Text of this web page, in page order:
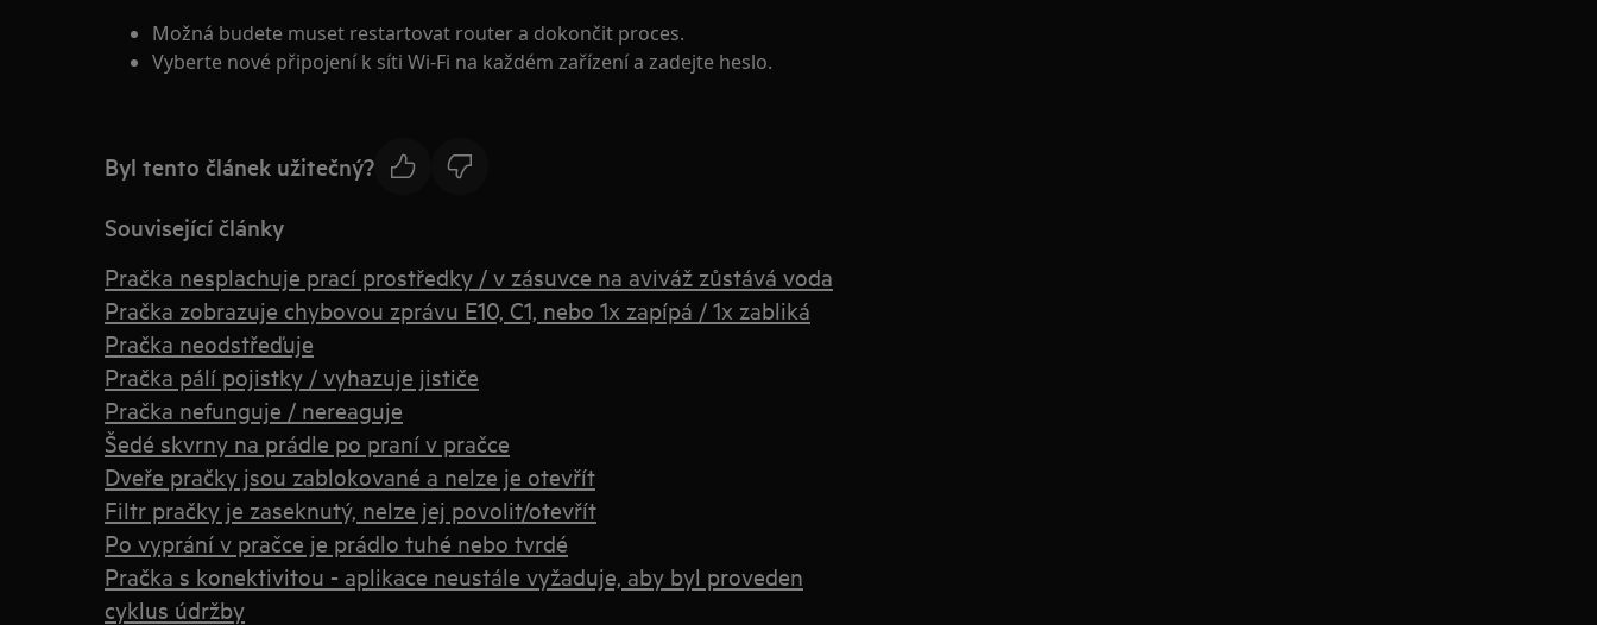
Možná budete muset restartovat router a dokončit proces.
Vyberte nové připojení k síti Wi-Fi na každém zařízení a zadejte heslo.
Byl tento článek užitečný?
Související články
Pračka nesplachuje prací prostředky / v zásuvce na aviváž zůstává voda
Pračka zobrazuje chybovou zprávu E10, C1, nebo 1x zapípá / 1x zabliká
Pračka neodstřeďuje
Pračka pálí pojistky / vyhazuje jističe
Pračka nefunguje / nereaguje
Šedé skvrny na prádle po praní v pračce
Dveře pračky jsou zablokované a nelze je otevřít
Filtr pračky je zaseknutý, nelze jej povolit/otevřít
Po vyprání v pračce je prádlo tuhé nebo tvrdé
Pračka s konektivitou - aplikace neustále vyžaduje, aby byl proveden
cyklus údržby